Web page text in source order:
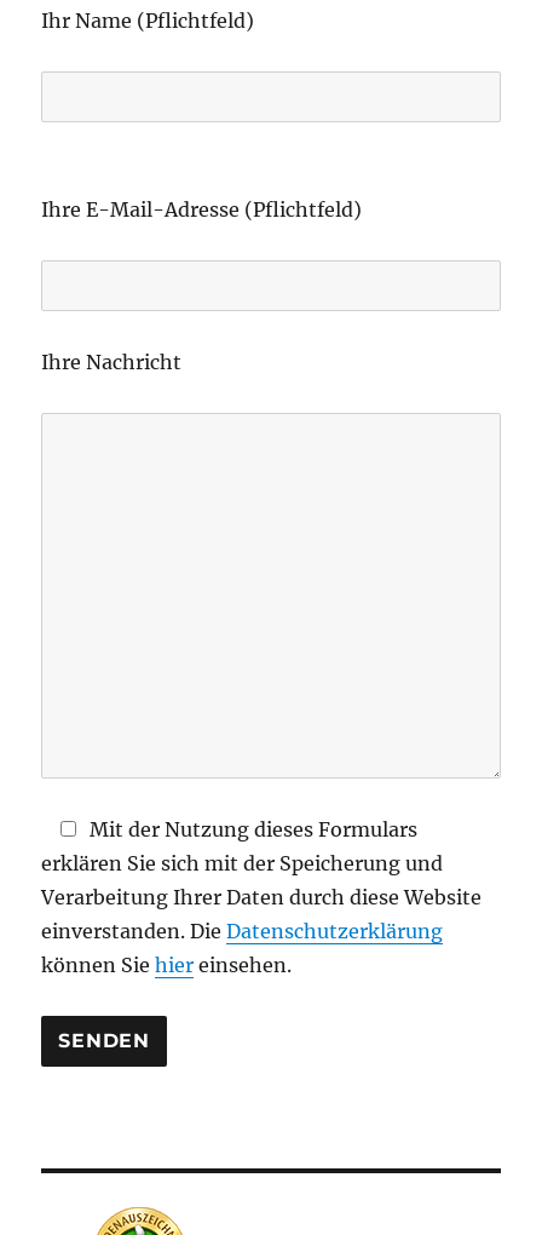
Ihr Name (Pflichtfeld)
i
e
a
s
l
e
e
r
Ihre E-Mail-Adresse (Pflichtfeld)
Ihre Nachricht
Mit der Nutzung dieses Formulars
erklären Sie sich mit der Speicherung und
Verarbeitung Ihrer Daten durch diese Website
einverstanden. DieDatenschutzerklärung
können Siehier einsehen.